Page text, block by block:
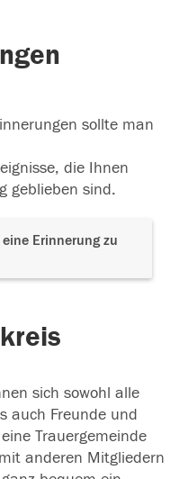
sollte man
die Ihnen
geblieben sind.
Erinnerung zu
sich sowohl alle
auch Freunde und
Trauergemeinde
anderen Mitgliedern